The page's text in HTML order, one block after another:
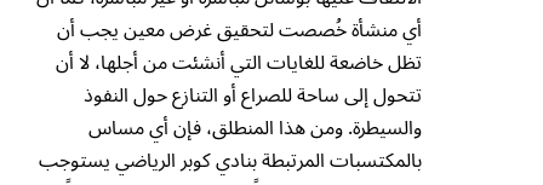
أي منشأة خُصصت لتحقيق غرض معين يجب أن
تظل خاضعة للغايات التي أنشئت من أجلها، لا أن
تتحول إلى ساحة للصراع أو التنازع حول النفوذ
والسيطرة. ومن هذا المنطلق، فإن أي مساس
بالمكتسبات المرتبطة بنادي كوبر الرياضي يستوجب